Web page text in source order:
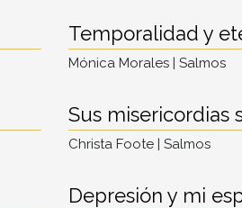
Temporalidad y
Mónica Morales | Salmos
Sus misericordias
Christa Foote | Salmos
Depresión y mi